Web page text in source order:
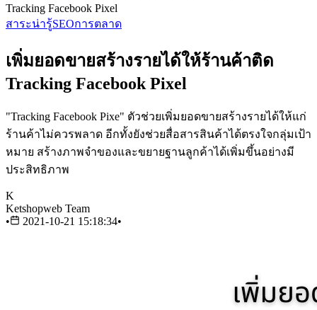
Tracking Facebook Pixel
สาระน่ารู้SEOการตลาด
เพิ่มยอดขายสร้างรายได้ให้ร้านค้าติด
Tracking Facebook Pixel
"Tracking Facebook Pixe" ตัวช่วยเพิ่มยอดขายสร้างรายได้ให้แก่
ร้านค้าไม่ควรพลาด อีกทั้งยังช่วยสื่อสารสินค้าได้ตรงใจกลุ่มเป้า
หมาย สร้างภาพจำของและขยายฐานลูกค้าได้เพิ่มขึ้นอย่างมี
ประสิทธิภาพ
K
Ketshopweb Team
•
2021-10-21 15:18:34•